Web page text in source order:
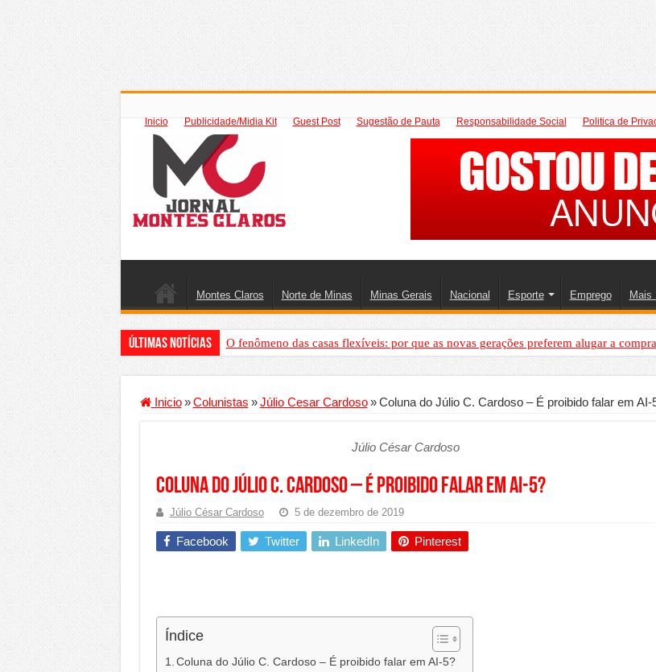
Inicio Publicidade/Midia Kit Guest Post Sugestão de Pauta Responsabilidade Social Politica de
Montes Claros Norte de Minas Minas Gerais Nacional Esporte Emprego Mais
Últimas Notícias O fenômeno das casas flexíveis: por que as novas gerações preferem alugar a
Criador de Sites ou VPS: como saber a hora certa de evoluir sua infraestrutura digital
Conheça a melhor empresa de transfer passeios e traslados em Porto Seguro, Bahia
Mais da metade dos trabalhadores desconfia dos canais de denúncia das empresas
Comércio Interativo ganha força no Brasil com a chegada da VIVAMOMENTO ao
De economista a referência nacional: como Jaque Rosa ensina tarólogas a faturarem
Marcenaria sob medida: quando vale mais a pena investir em móveis personalizados?
Investimento em energia limpa chega para brasileiros: ZCT traz oportunidades de
Serralheria de Alumínio vs. Ferro: guia completo para escolher o portão ideal para
Inicio » Colunistas » Júlio Cesar Cardoso » Coluna do Júlio C. Cardoso – É proibido falar em AI-
Júlio César Cardoso
Coluna do Júlio C. Cardoso – É proibido falar em AI-5?
Júlio César Cardoso 5 de dezembro de 2019
Facebook Twitter LinkedIn Pinterest
Índice
Coluna do Júlio C. Cardoso – É proibido falar em AI-5?